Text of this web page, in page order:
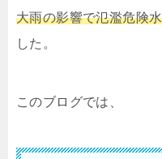
大雨の影響で氾濫危険
した。
このブログでは、